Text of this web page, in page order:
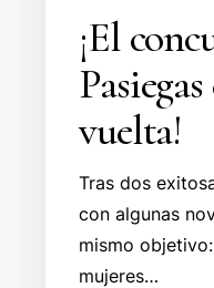
¡El
vuelta!
Tras dos
con algunas
mismo
mujeres…